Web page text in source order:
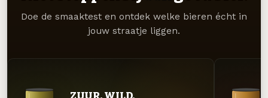
Doe de smaaktest en ontdek welke bieren écht in
jouw straatje liggen.
ZUUR. WILD.